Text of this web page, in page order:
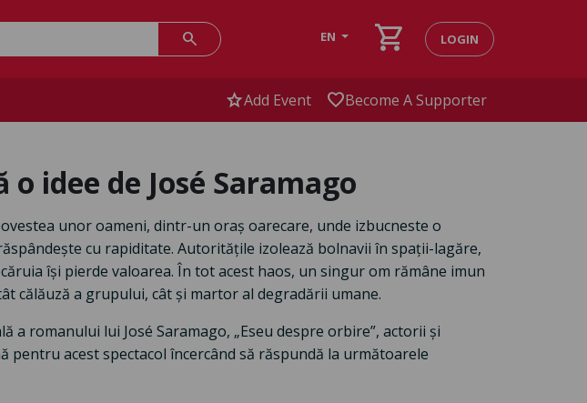
search EN shopping_cart LOGIN
starAdd Event favoriteBecome A Supporter
o idee de José Saramago
unor oameni, dintr-un oraș oarecare, unde izbucneste o
cu rapiditate. Autoritățile izolează bolnavii în spații-lagăre,
își pierde valoarea. În tot acest haos, un singur om rămâne imun
călăuză a grupului, cât și martor al degradării umane.
a romanului lui José Saramago, „Eseu despre orbire”, actorii și
pentru acest spectacol încercând să răspundă la următoarele